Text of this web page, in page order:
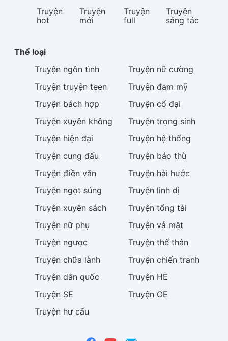
Truyện
hot
Truyện
mới
Truyện
full
Truyện
sáng tác
Thể loại
Truyện ngôn tình Truyện nữ cường
Truyện truyện teen Truyện đam mỹ
Truyện bách hợp Truyện cổ đại
Truyện xuyên không Truyện trọng sinh
Truyện hiện đại Truyện hệ thống
Truyện cung đấu Truyện báo thù
Truyện điền văn Truyện hài hước
Truyện ngọt sủng Truyện linh dị
Truyện xuyên sách Truyện tổng tài
Truyện nữ phụ Truyện vả mặt
Truyện ngược Truyện thế thân
Truyện chữa lành Truyện chiến tranh
Truyện dân quốc Truyện HE
Truyện SE Truyện OE
Truyện hư cấu